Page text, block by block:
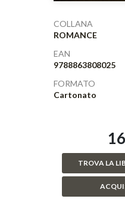
COLLANA
ROMANCE
EAN
9788863808025
FORMATO
Cartonato
TROVA LA